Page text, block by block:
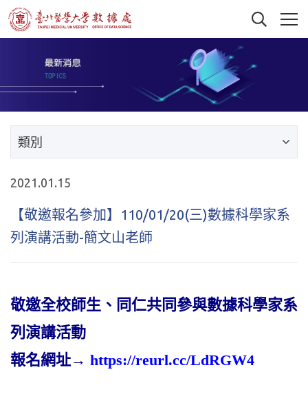
類別
2021.01.15
【敬邀報名參加】110/01/20(三)數據科學家系
列演講活動-簡文山老師
敬邀全校師生、同仁共同參與數據科學家系
列演講活動
報名網址→ https://reurl.cc/LdRGW4